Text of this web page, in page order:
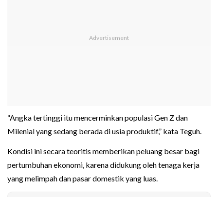
“Angka tertinggi itu mencerminkan populasi Gen Z dan
Milenial yang sedang berada di usia produktif,” kata Teguh.
Kondisi ini secara teoritis memberikan peluang besar bagi
pertumbuhan ekonomi, karena didukung oleh tenaga kerja
yang melimpah dan pasar domestik yang luas.